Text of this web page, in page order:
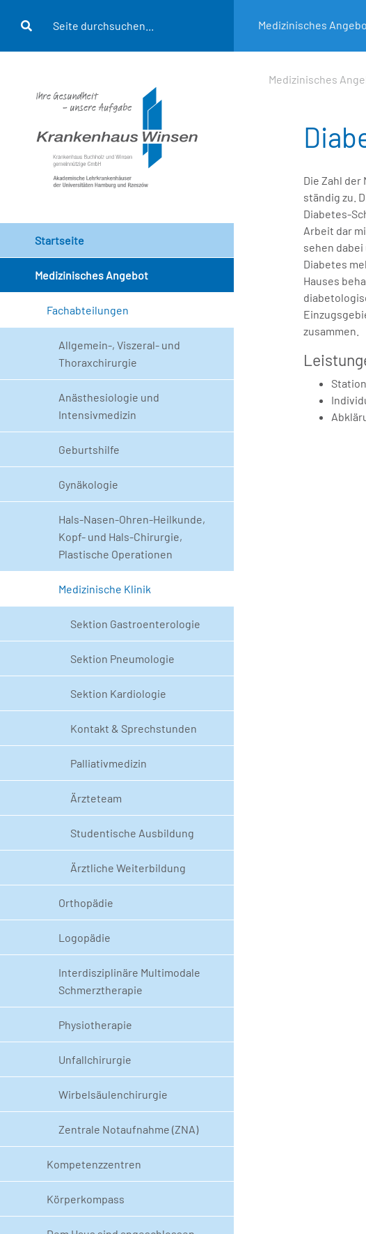
Medizinisches
Startseite
Medizinisches Angebot
Fachabteilungen
Allgemein-, Viszeral- und
Thoraxchirurgie
Anästhesiologie und
Intensivmedizin
Geburtshilfe
Gynäkologie
Hals-Nasen-Ohren-Heilkunde,
Kopf- und Hals-Chirurgie,
Plastische Operationen
Medizinische Klinik
Sektion Gastroenterologie
Sektion Pneumologie
Sektion Kardiologie
Kontakt & Sprechstunden
Palliativmedizin
Ärzteteam
Studentische Ausbildung
Ärztliche Weiterbildung
Orthopädie
Logopädie
Interdisziplinäre Multimodale
Schmerztherapie
Physiotherapie
Unfallchirurgie
Wirbelsäulenchirurgie
Zentrale Notaufnahme (ZNA)
Kompetenzzentren
Körperkompass
Medizinisches
Die Zahl
ständig zu.
Diabetes-
Arbeit dar
sehen
Diabetes
Hauses
zusammen.